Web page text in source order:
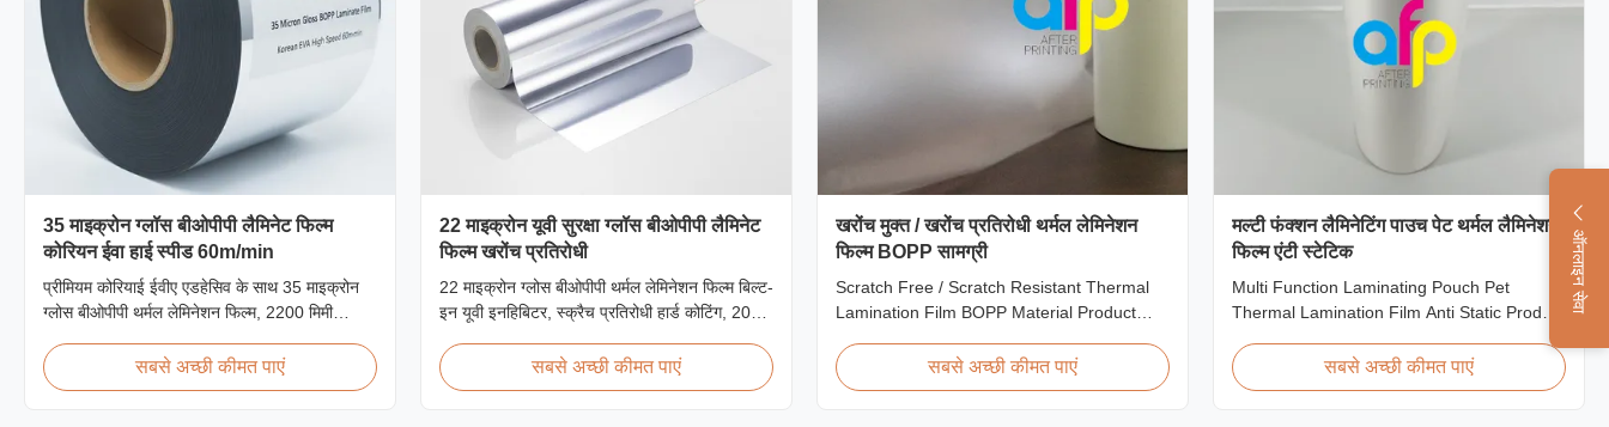
ऑनलाइन सेवा
35 माइक्रोन ग्लॉस बीओपीपी लैमिनेट फिल्म
कोरियन ईवा हाई स्पीड 60m/min
प्रीमियम कोरियाई ईवीए एडहेसिव के साथ 35 माइक्रोन
ग्लोस बीओपीपी थर्मल लेमिनेशन फिल्म, 2200 मिमी
स्पष्टता, उच्च-मात्रा वाले बुक कवर और प्रकाशन
लेमिनेशन के लिए डिज़ाइन की गई है।
सबसे अच्छी कीमत पाएं
22 माइक्रोन यूवी सुरक्षा ग्लॉस बीओपीपी लैमिनेट
फिल्म खरोंच प्रतिरोधी
22 माइक्रोन ग्लोस बीओपीपी थर्मल लेमिनेशन फिल्म बिल्ट-
इन यूवी इनहिबिटर, स्क्रैच प्रतिरोधी हार्ड कोटिंग, 2000
आउटडोर साइनेज, पोस्टर और दीर्घकालिक डिस्प्ले
अनुप्रयोगों के लिए डिज़ाइन की गई है।
सबसे अच्छी कीमत पाएं
खरोंच मुक्त / खरोंच प्रतिरोधी थर्मल लेमिनेशन
फिल्म BOPP सामग्री
Scratch Free / Scratch Resistant Thermal
Lamination Film BOPP Material Product
film (also known as scratch free lamination
film, scratch resistant lamination film) is
सबसे अच्छी कीमत पाएं
मल्टी फंक्शन लैमिनेटिंग पाउच पेट थर्मल लैमिनेशन
फिल्म एंटी स्टेटिक
Multi Function Laminating Pouch Pet
Thermal Lamination Film Anti Static Product
Overview BOPP Thermal lamination film is
workable for different ways of printing,
especially offset printing. It is composited of
सबसे अच्छी कीमत पाएं